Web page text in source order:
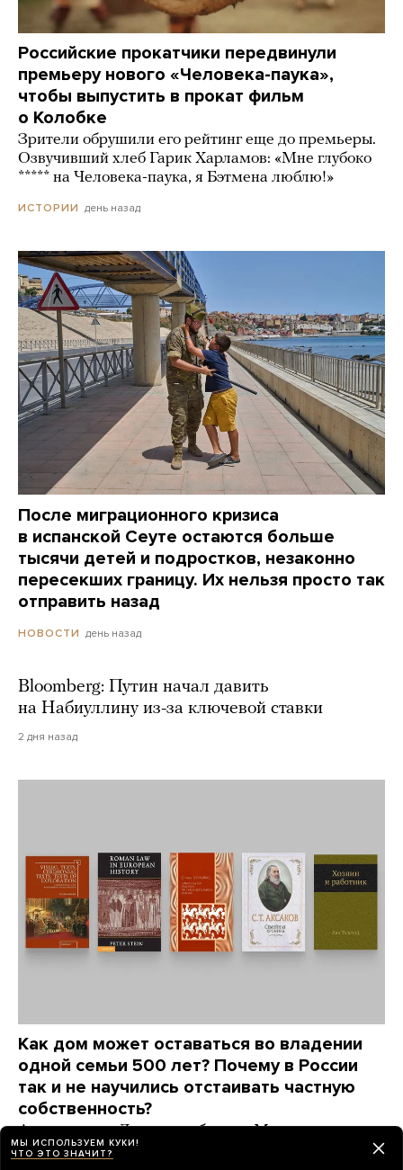
Российские прокатчики передвинули
премьеру нового «Человека-паука»,
чтобы выпустить в прокат фильм
о Колобке
Зрители обрушили его рейтинг еще до премьеры.
Озвучивший хлеб Гарик Харламов: «Мне глубоко
***** на Человека-паука, я Бэтмена люблю!»
ИСТОРИИ день назад
После миграционного кризиса
в испанской Сеуте остаются больше
тысячи детей и подростков, незаконно
пересекших границу. Их нельзя просто так
отправить назад
НОВОСТИ день назад
Bloomberg: Путин начал давить
на Набиуллину из-за ключевой ставки
2 дня назад
Как дом может оставаться во владении
одной семьи 500 лет? Почему в России
так и не научились отстаивать частную
собственность?
Автор книги «Люди за забором» Максим
Трудолюбов советует книги, которые отвечают
МЫ ИСПОЛЬЗУЕМ КУКИ!
ЧТО ЭТО ЗНАЧИТ?